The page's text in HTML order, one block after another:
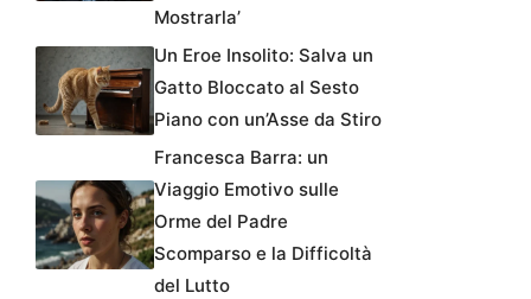
Mostrarla’
Un Eroe Insolito: Salva un
Gatto Bloccato al Sesto
Piano con un’Asse da Stiro
Francesca Barra: un
Viaggio Emotivo sulle
Orme del Padre
Scomparso e la Difficoltà
del Lutto